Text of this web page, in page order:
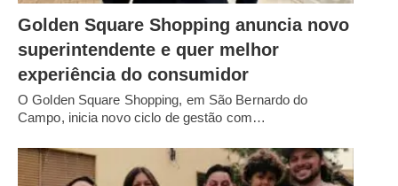
Golden Square Shopping anuncia novo
superintendente e quer melhor
experiência do consumidor
O Golden Square Shopping, em São Bernardo do
Campo, inicia novo ciclo de gestão com…